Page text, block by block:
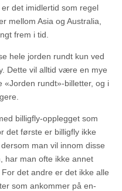
det imidlertid som regel
mellom Asia og Australia,
frem i tid.
hele jorden rundt kun ved
Dette vil alltid være en mye
«Jorden rundt»-billetter, og i
billigfly-opplegget som
det første er billigfly ikke
man vil innom disse
har man ofte ikke annet
det andre er det ikke alle
som ankommer på en-